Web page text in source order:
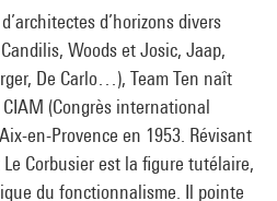
et des Artistes Révolutionnaires
: Clément Chéroux, Nicolas
Vanessa Noizet et Chloé
la représentation académique
d’horizons divers
Woods et Josic, Jaap,
De Carlo…), Team Ten naît
(Congrès international
en-Provence en 1953. Révisant
Corbusier est la figure tutélaire,
du fonctionnalisme. Il pointe